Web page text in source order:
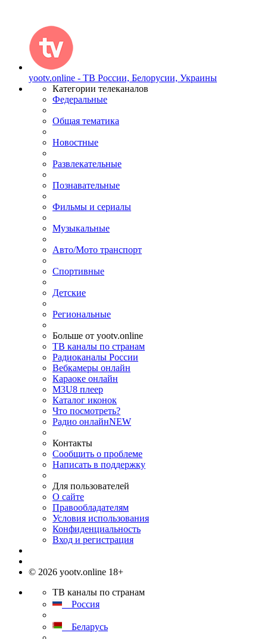
yootv.online - ТВ России, Белорусии, Украины
Категории телеканалов
Федеральные
Общая тематика
Новостные
Развлекательные
Познавательные
Фильмы и сериалы
Музыкальные
Авто/Мото транспорт
Спортивные
Детские
Региональные
Больше от yootv.online
ТВ каналы по странам
Радиоканалы России
Вебкамеры онлайн
Караоке онлайн
M3U8 плеер
Каталог иконок
Что посмотреть?
Радио онлайнNEW
Контакты
Сообщить о проблеме
Написать в поддержку
Для пользователей
О сайте
Правообладателям
Условия использования
Конфиденциальность
Вход и регистрация
© 2026 yootv.online 18+
ТВ каналы по странам
Россия
Беларусь